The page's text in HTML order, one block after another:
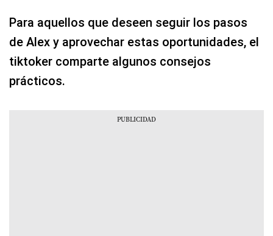
Para aquellos que deseen seguir los pasos
de Alex y aprovechar estas oportunidades, el
tiktoker comparte algunos consejos
prácticos.